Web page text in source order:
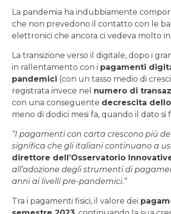
La pandemia ha indubbiamente
che non prevedono il contatto con le
elettronici che ancora ci vedeva molto
La transizione verso il digitale, dopo i
in rallentamento con i pagamenti
pandemici (con un tasso medio di
registrata invece nel numero di
con una conseguente decrescita
meno di dodici mesi fa, quando il dato si
“I pagamenti con carta crescono più
significa che gli italiani continuano a
direttore dell’Osservatorio
all’adozione degli strumenti di
anni ai livelli pre-pandemici.”
Tra i pagamenti fisici, il valore dei